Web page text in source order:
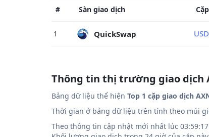
# Sàn giao dịch Cặp
1 QuickSwap
Thông tin thị trường giao dịch
Bảng dữ liệu thể hiện Top 1 cặp giao dịch
Thời gian ở bảng dữ liệu trên tính theo múi
Theo thông tin cập nhật mới nhất lúc